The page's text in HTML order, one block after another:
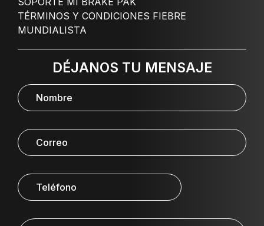
TÉRMINOS Y CONDICIONES FIEBRE
MUNDIALISTA
DÉJANOS TU MENSAJE